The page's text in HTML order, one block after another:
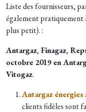
Liste des fournisseurs,
également pratiquement
plus petit). :
Antargaz, Finagaz,
octobre 2019 en
Vitogaz.
Antargaz énergies
clients fidèles sont